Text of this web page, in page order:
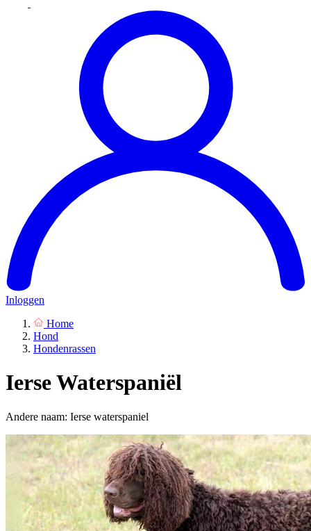
Inloggen
Home
Hond
Hondenrassen
Ierse Waterspaniël
Andere naam: Ierse waterspaniel